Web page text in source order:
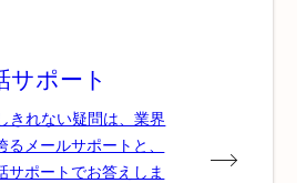
サポート
きれない疑問は、業界
るメールサポートと、
サポートでお答えしま